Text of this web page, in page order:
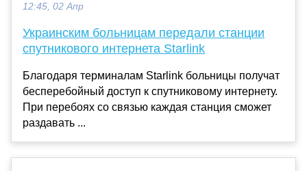
12:45, 02 Апр
Украинским больницам передали станции
спутникового интернета Starlink
Благодаря терминалам Starlink больницы получат
бесперебойный доступ к спутниковому интернету.
При перебоях со связью каждая станция сможет
раздавать ...